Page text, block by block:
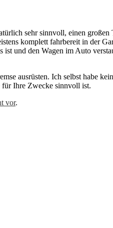
sehr sinnvoll, einen großen
komplett fahrbereit in der
und den Wagen im Auto
ausrüsten. Ich selbst habe
für Ihre Zwecke sinnvoll ist.
vor.